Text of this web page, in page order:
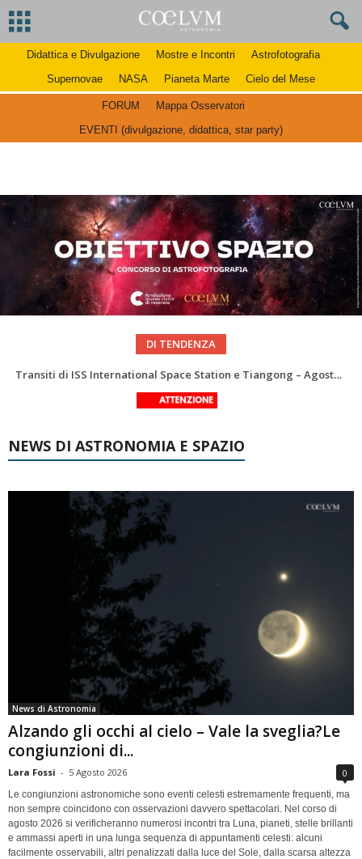
Didattica e Divulgazione Mostre e Incontri
Astrofotografia
Supernovae
NASA Pianeta Marte Cielo del Mese
FORUM
Mappa Osservatori
EVENTI (divulgazione, didattica, star party)
DI TENDENZA
La Luna del Mese – Agosto 2026
Le costellazioni di Agosto 2026: Delfino
NEWS DI ASTRONOMIA E SPAZIO
News di Astronomia
Alzando gli occhi al cielo – Vale la sveglia?Le
congiunzioni di...
Lara Fossi - 5 Agosto 2026 0
Le congiunzioni astronomiche sono eventi celesti estremamente frequenti, ma
non sempre coincidono con osservazioni davvero spettacolari. Nel corso di
agosto 2026 si verificheranno numerosi incontri tra Luna, pianeti, stelle brillanti
e ammassi aperti in una lunga sequenza di appuntamenti celesti: alcuni
facilmente osservabili, altri penalizzati dalla luce del Sole, dalla scarsa altezza